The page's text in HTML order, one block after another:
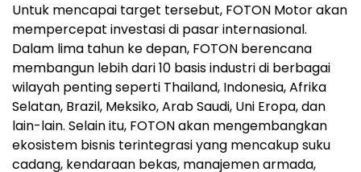
Untuk mencapai target tersebut, FOTON Motor akan
mempercepat investasi di pasar internasional.
Dalam lima tahun ke depan, FOTON berencana
membangun lebih dari 10 basis industri di berbagai
wilayah penting seperti Thailand, Indonesia, Afrika
Selatan, Brazil, Meksiko, Arab Saudi, Uni Eropa, dan
lain-lain. Selain itu, FOTON akan mengembangkan
ekosistem bisnis terintegrasi yang mencakup suku
cadang, kendaraan bekas, manajemen armada,